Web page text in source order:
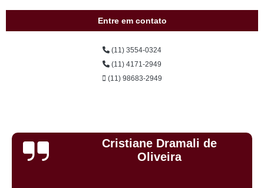
Entre em contato
(11) 3554-0324
(11) 4171-2949
(11) 98683-2949
Daniele
Anastacia